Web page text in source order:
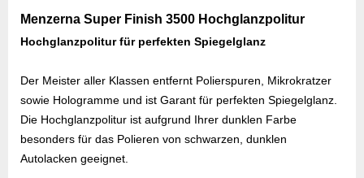
Menzerna Super Finish 3500 Hochglanzpolitur
Hochglanzpolitur für perfekten Spiegelglanz
Der Meister aller Klassen entfernt Polierspuren, Mikrokratzer
sowie Hologramme und ist Garant für perfekten Spiegelglanz.
Die Hochglanzpolitur ist aufgrund Ihrer dunklen Farbe
besonders für das Polieren von schwarzen, dunklen
Autolacken geeignet.